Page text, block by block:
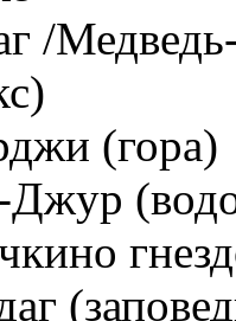
/Медведь-
(гора)